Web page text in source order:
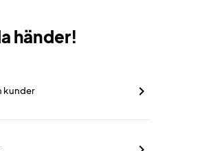
händer!
kunder